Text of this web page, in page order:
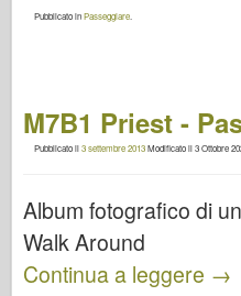
Pubblicato inPasseggiare
M7B1 Priest -
Pubblicato il3 settembre 2013Modificato il3 Ottobre
Album fotografico di
Walk Around
Continua a leggere →